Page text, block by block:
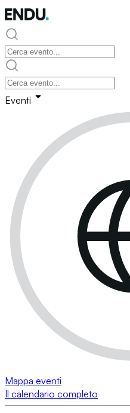
Eventi
Mappa eventi
Il calendario completo